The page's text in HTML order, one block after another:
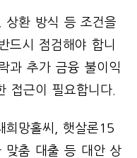
상환 방식 등 조건을
드시 점검해야 합니
과 추가 금융 불이익
접근이 필요합니다.
희망홀씨, 햇살론15
맞춤 대출 등 대안 상